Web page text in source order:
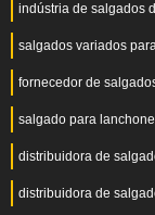
indústria de salgados
salgados variados
fornecedor de
salgado para
distribuidora de
distribuidora de